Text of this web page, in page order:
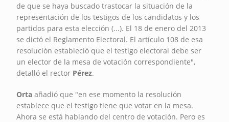
de que se haya buscado trastocar la situación de la
representación de los testigos de los candidatos y los
partidos para esta elección (...). El 18 de enero del 2013
se dictó el Reglamento Electoral. El artículo 108 de esa
resolución estableció que el testigo electoral debe ser
un elector de la mesa de votación correspondiente",
detalló el rector Pérez.
Ortaañadió que "en ese momento la resolución
establece que el testigo tiene que votar en la mesa.
Ahora se está hablando del centro de votación. Pero es